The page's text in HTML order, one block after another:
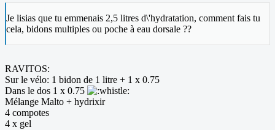
Je lisias que tu emmenais 2,5 litres d\'hydratation, comment fais tu
cela, bidons multiples ou poche à eau dorsale ??
RAVITOS:
Sur le vélo: 1 bidon de 1 litre + 1 x 0.75
Dans le dos 1 x 0.75
Mélange Malto + hydrixir
4 compotes
4 x gel